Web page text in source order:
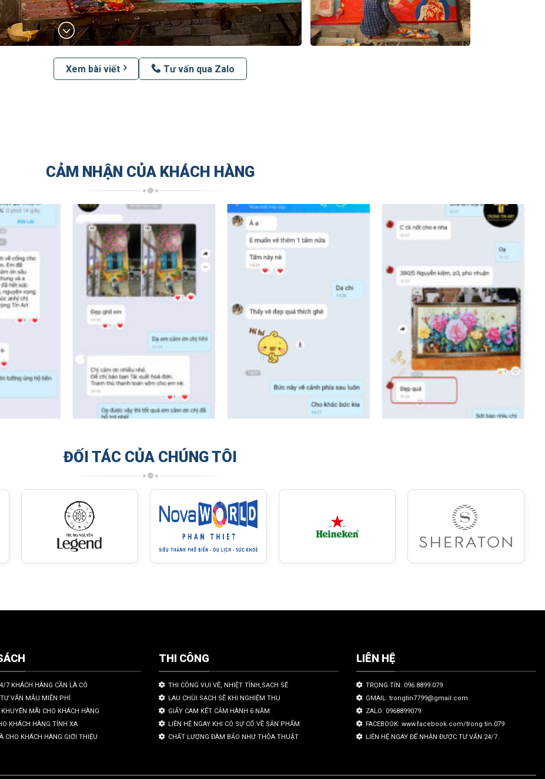
Xem bài viết Tư vấn qua Zalo
CẢM NHẬN CỦA KHÁCH HÀNG
ĐỐI TÁC CỦA CHÚNG TÔI
7 KHÁCH HÀNG CẦN LÀ CÓ
VẤN MẪU MIỄN PHÍ
MÃI CHO KHÁCH HÀNG
KHÁCH HÀNG TỈNH XA
CHO KHÁCH HÀNG GIỚI THIỆU
THI CÔNG
THI CÔNG VUI VẼ, NHIỆT TÌNH,SẠCH SẼ
LAU CHÙI SẠCH SẼ KHI NGHIỆM THU
GIẤY CAM KẾT CẢM HÀNH 6 NĂM
LIÊN HỆ NGAY KHI CÓ SỰ CỐ VỀ SẢN PHẨM
CHẤT LƯỢNG ĐÀM BẢO NHƯ THỎA THUẬT
LIÊN HỆ
TRỌNG TÍN: 096.8899.079
GMAIL: trongtin7799@gmail.com
ZALO: 0968899079
FACEBOOK: www.facebook.com/trong.tin.079
LIÊN HỆ NGAY ĐỂ NHẬN ĐƯỢC TƯ VẤN 24/7.